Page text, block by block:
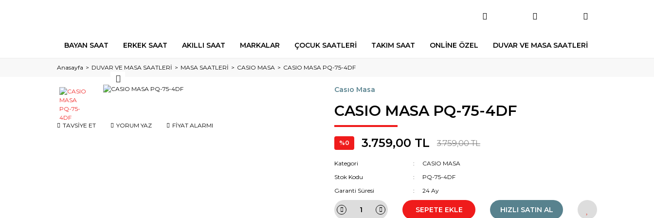
BAYAN SAAT ERKEK SAAT AKILLI SAAT MARKALAR ÇOCUK SAATLERİ TAKIM SAAT ONLİNE ÖZEL DUVAR VE MASA SAATLERİ
Anasayfa DUVAR VE MASA SAATLERİ MASA SAATLERİ CASIO MASA CASIO MASA PQ-75-4DF
TAVSİYE ET YORUM YAZ FİYAT ALARMI
Casıo Masa
CASIO MASA PQ-75-4DF
%0 3.759,00 TL 3.759,00 TL
Kategori
CASIO MASA
Stok Kodu
PQ-75-4DF
Garanti Süresi
24 Ay
SEPETE EKLE HIZLI SATIN AL